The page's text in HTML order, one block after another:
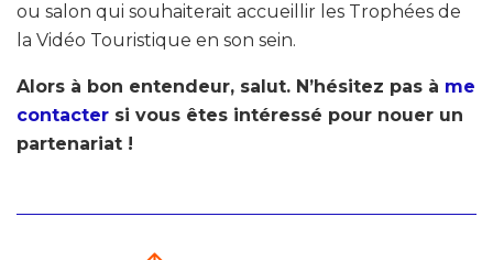
ou salon qui souhaiterait accueillir les Trophées de
la Vidéo Touristique en son sein.
Alors à bon entendeur, salut. N’hésitez pas à me
contacter si vous êtes intéressé pour nouer un
partenariat !